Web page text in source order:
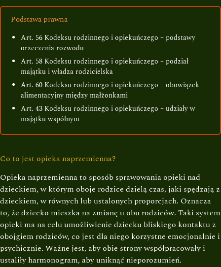
Podstawa prawna
Art. 56 Kodeksu rodzinnego i opiekuńczego – podstawy
orzeczenia rozwodu
Art. 58 Kodeksu rodzinnego i opiekuńczego – podział
majątku i władza rodzicielska
Art. 60 Kodeksu rodzinnego i opiekuńczego – obowiązek
alimentacyjny między małżonkami
Art. 43 Kodeksu rodzinnego i opiekuńczego – udziały w
majątku wspólnym
Co to jest opieka naprzemienna?
Opieka naprzemienna to sposób sprawowania opieki nad
dzieckiem, w którym oboje rodzice dzielą czas, jaki spędzają z
dzieckiem, w równych lub ustalonych proporcjach. Oznacza
to, że dziecko mieszka na zmianę u obu rodziców. Taki system
opieki ma na celu umożliwienie dziecku bliskiego kontaktu z
obojgiem rodziców, co jest dla niego korzystne emocjonalnie i
psychicznie. Ważne jest, aby obie strony współpracowały i
ustaliły harmonogram, aby uniknąć nieporozumień.